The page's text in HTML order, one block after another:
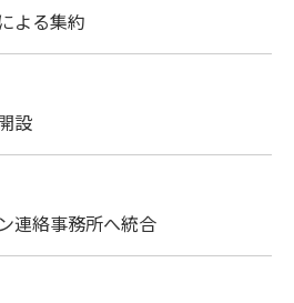
よる集約
設
連絡事務所へ統合